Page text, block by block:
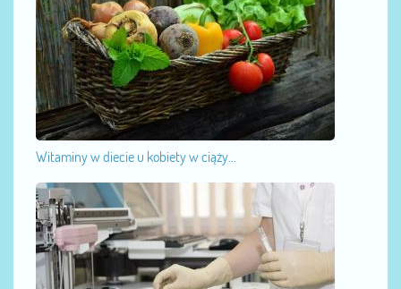
Witaminy w diecie u kobiety w ciąży...